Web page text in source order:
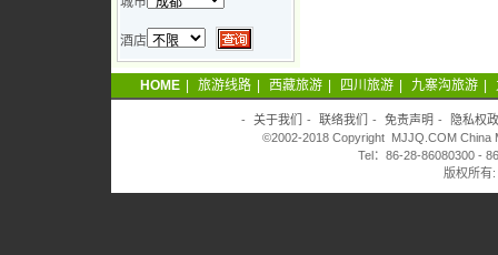
酒店
HOME 旅游线路 西藏旅游 四川旅游 九寨沟旅游
- 关于我们 - 联络我们 - 免责声明 -
隐私权
©2002-2018 Copyright MJJQ.COM China
Tel：86-28-86080300 -
版权所有: